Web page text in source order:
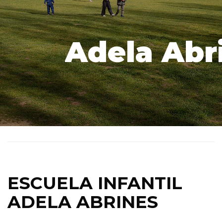
Adela
ESCUELA INFANTIL
ADELA ABRINES